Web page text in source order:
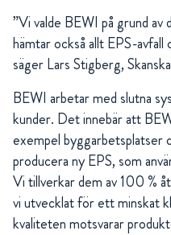
”Vi valde BEWI på grund
hämtar också allt EPS-
säger Lars Stigberg, Skanska
BEWI arbetar med slutna
kunder. Det innebär att
exempel
producera ny EPS, som
Vi tillverkar dem av 100 %
vi utvecklat för ett minskat
kvaliteten motsvarar